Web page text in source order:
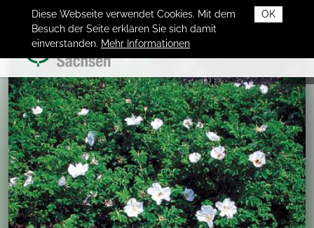
OK
Diese Webseite verwendet Cookies. Mit dem
Besuch der Seite erklären Sie sich damit
einverstanden. Mehr Informationen